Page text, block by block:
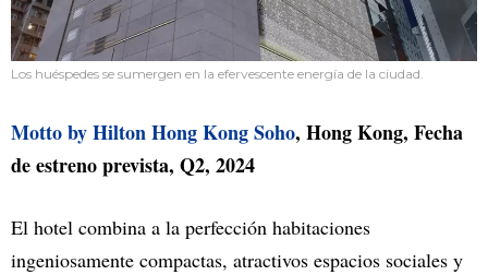
Los huéspedes se sumergen en la efervescente energía de la ciudad.
Motto by Hilton Hong Kong Soho, Hong Kong, Fecha
de estreno prevista, Q2, 2024
El hotel combina a la perfección habitaciones
ingeniosamente compactas, atractivos espacios sociales y